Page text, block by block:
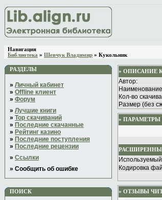
Навигация
Библиотека » Шевчук Владимир » Кукольник
РАЗДЕЛЫ
» Личный кабинет
» Offline клиент
» Форум
» Лучшие книги
» Top скачиваний
» Последние скачанные
» Рейтинг казино
» Последние поступления
» Последние рецензии
» Ссылки
» Сообщить об ошибке
ПОИСК
» ОПИСАНИЕ
Автор:
Кол-во
Размер (без
»
Кодировка
» ОТЗЫВЫ